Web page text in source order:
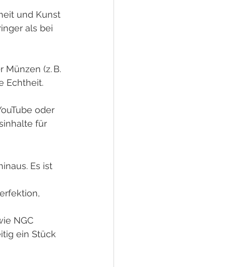
und Kunst
als bei
(z. B.
Echtheit.
oder
für
Es ist
NGC
ein Stück